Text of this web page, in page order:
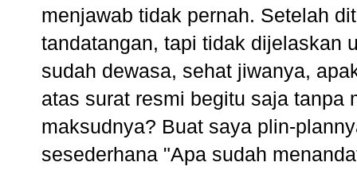
menjawab tidak pernah. Setelah
tandatangan, tapi tidak dijelaskan
sudah dewasa, sehat jiwanya,
atas surat resmi begitu saja tanpa
maksudnya? Buat saya plin-
sesederhana "Apa sudah